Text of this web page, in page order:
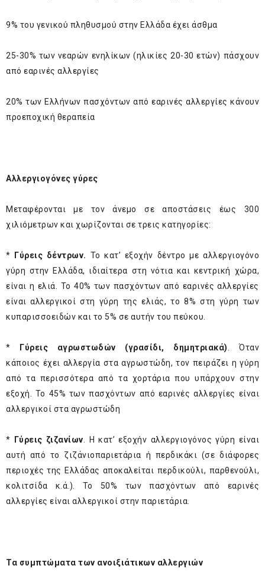
9% του γενικού πληθυσμού στην Ελλάδα έχει άσθμα
25-30% των νεαρών ενηλίκων (ηλικίες 20-30 ετών) πάσχουν
από εαρινές αλλεργίες
20% των Ελλήνων πασχόντων από εαρινές αλλεργίες κάνουν
προεποχική θεραπεία
Αλλεργιογόνες γύρες
Μεταφέρονται με τον άνεμο σε αποστάσεις έως 300
χιλιόμετρων και χωρίζονται σε τρεις κατηγορίες:
* Γύρεις δέντρων. Το κατ’ εξοχήν δέντρο με αλλεργιογόνο
γύρη στην Ελλάδα, ιδιαίτερα στη νότια και κεντρική χώρα,
είναι η ελιά. Το 40% των πασχόντων από εαρινές αλλεργίες
είναι αλλεργικοί στη γύρη της ελιάς, το 8% στη γύρη των
κυπαρισσοειδών και το 5% σε αυτήν του πεύκου.
* Γύρεις αγρωστωδών (γρασίδι, δημητριακά). Όταν
κάποιος έχει αλλεργία στα αγρωστώδη, τον πειράζει η γύρη
από τα περισσότερα από τα χορτάρια που υπάρχουν στην
εξοχή. Το 45% των πασχόντων από εαρινές αλλεργίες είναι
αλλεργικοί στα αγρωστώδη
* Γύρεις ζιζανίων. Η κατ’ εξοχήν αλλεργιογόνος γύρη είναι
αυτή από το ζιζάνιοπαριετάρια ή περδικάκι (σε διάφορες
περιοχές της Ελλάδας αποκαλείται περδικούλι, παρθενούλι,
κολιτσίδα κ.ά.). Το 50% των πασχόντων από εαρινές
αλλεργίες είναι αλλεργικοί στην παριετάρια.
Τα συμπτώματα των ανοιξιάτικων αλλεργιών